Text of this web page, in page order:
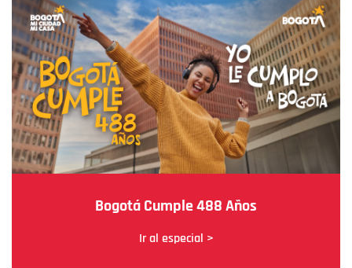
Bogotá Cumple 488 Años
Ir al especial >